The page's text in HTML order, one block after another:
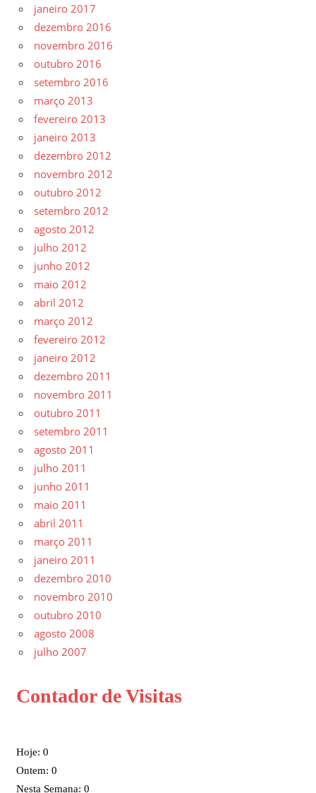
janeiro 2017
dezembro 2016
novembro 2016
outubro 2016
setembro 2016
março 2013
fevereiro 2013
janeiro 2013
dezembro 2012
novembro 2012
outubro 2012
setembro 2012
agosto 2012
julho 2012
junho 2012
maio 2012
abril 2012
março 2012
fevereiro 2012
janeiro 2012
dezembro 2011
novembro 2011
outubro 2011
setembro 2011
agosto 2011
julho 2011
junho 2011
maio 2011
abril 2011
março 2011
janeiro 2011
dezembro 2010
novembro 2010
outubro 2010
agosto 2008
julho 2007
Contador de Visitas
Hoje: 0
Ontem: 0
Nesta Semana: 0